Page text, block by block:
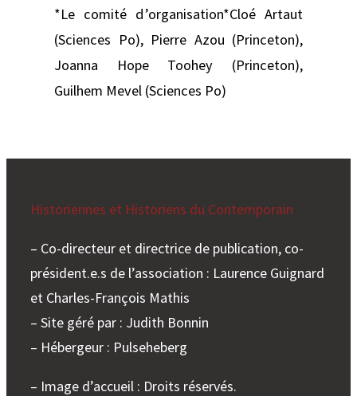
*Le comité d’organisation*Cloé Artaut
(Sciences Po), Pierre Azou (Princeton),
Joanna Hope Toohey (Princeton),
Guilhem Mevel (Sciences Po)
Historiennes et Historiens du Contemporain
– Co-directeur et directrice de publication, co-
président.e.s de l’association : Laurence Guignard
et Charles-François Mathis
– Site géré par : Judith Bonnin
– Hébergeur : Pulseheberg
– Image d’accueil : Droits réservés.